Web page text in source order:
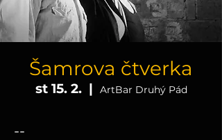
Šamrova čtverka
st 15. 2.
  |
ArtBar Druhý Pád
--